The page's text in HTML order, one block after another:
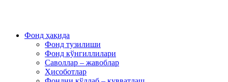
Фонд ҳақида
Фонд тузилиши
Фонд кўнгиллилари
Саволлар – жавоблар
Ҳисоботлар